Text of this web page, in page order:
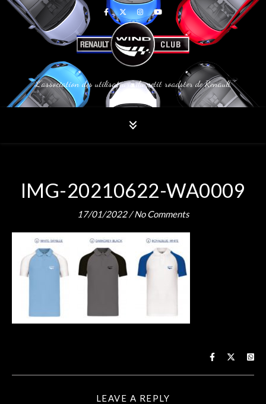
L'association des utilisateurs du petit roadster de Renault
IMG-20210622-WA0009
17/01/2022 /No Comments
LEAVE A REPLY